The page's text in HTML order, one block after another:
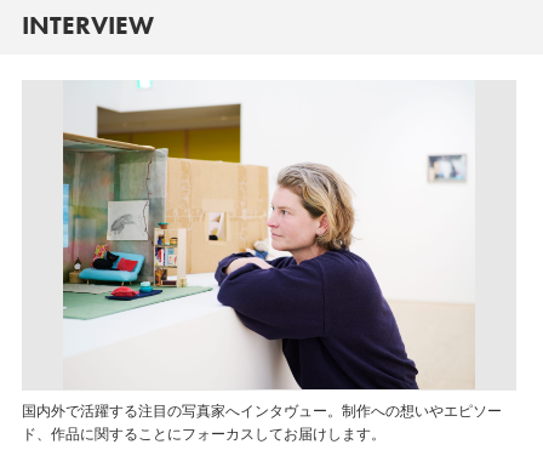
INTERVIEW
国内外で活躍する注目の写真家へインタヴュー。制作への想いやエピソー
ド、作品に関することにフォーカスしてお届けします。